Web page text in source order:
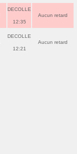
DECOLLE
12:35
Aucun retard
DECOLLE
12:21
Aucun retard